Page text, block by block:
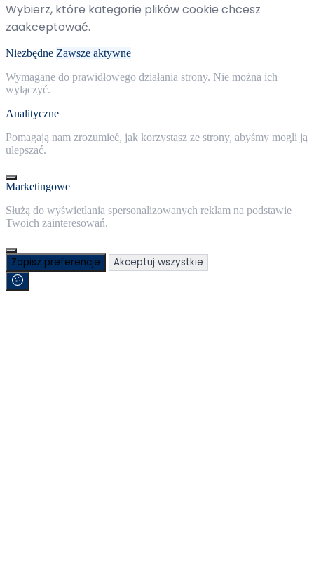
Wybierz, które kategorie plików cookie chcesz
zaakceptować.
Niezbędne Zawsze aktywne
Wymagane do prawidłowego działania strony. Nie można ich
wyłączyć.
Analityczne
Pomagają nam zrozumieć, jak korzystasz ze strony, abyśmy mogli ją
ulepszać.
Marketingowe
Służą do wyświetlania spersonalizowanych reklam na podstawie
Twoich zainteresowań.
Zapisz preferencje Akceptuj wszystkie